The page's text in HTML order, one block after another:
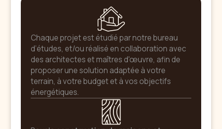
Chaque projet est étudié par notre bureau
d’études, et/ou réalisé en collaboration avec
des architectes et maîtres d'œuvre, afin de
proposer une solution adaptée à votre
terrain, à votre budget et à vos objectifs
énergétiques.